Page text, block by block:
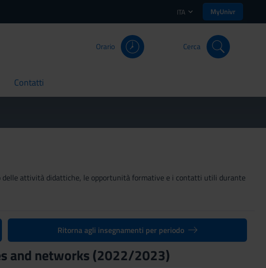
ITA MyUnivr
Orario Cerca
Contatti
current
delle attività didattiche, le opportunità formative e i contatti utili durante
Ritorna agli insegnamenti per periodo
and networks (2022/2023)